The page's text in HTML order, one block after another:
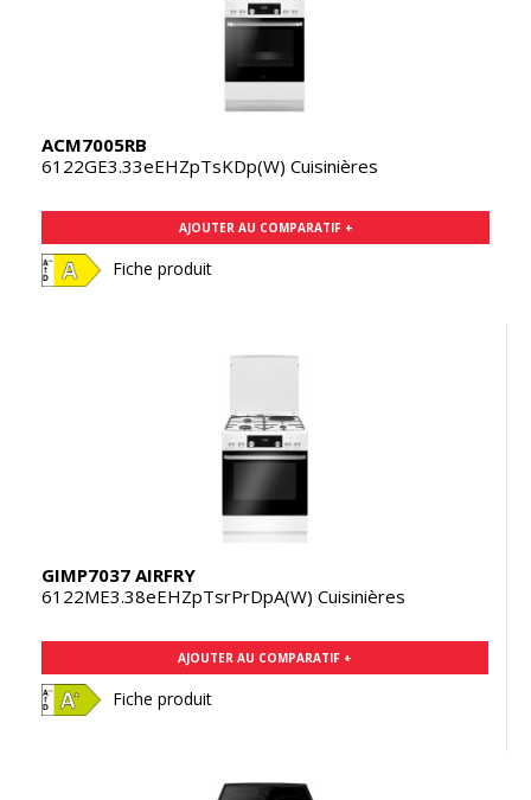
ACM7005RB
6122GE3.33eEHZpTsKDp(W) Cuisinières
AJOUTER AU COMPARATIF +
Fiche produit
GIMP7037 AIRFRY
6122ME3.38eEHZpTsrPrDpA(W) Cuisinières
AJOUTER AU COMPARATIF +
Fiche produit